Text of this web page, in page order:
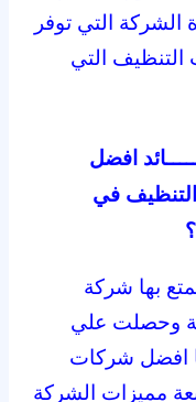
التي توفر
التنظيف التي
افضل
في
بها شركة
وحصلت علي
افضل شركات
مميزات الشركة